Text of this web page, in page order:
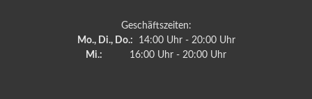
Geschäftszeiten:
Mo., Di., Do.: 14:00 Uhr - 20:00 Uhr
Mi.:
16:00 Uhr - 20:00 Uhr